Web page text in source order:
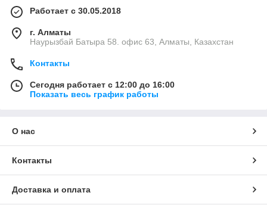
Работает с 30.05.2018
г. Алматы
Наурызбай Батыра 58. офис 63, Алматы, Казахстан
Контакты
Сегодня работает с 12:00 до 16:00
Показать весь график работы
О нас
Контакты
Доставка и оплата